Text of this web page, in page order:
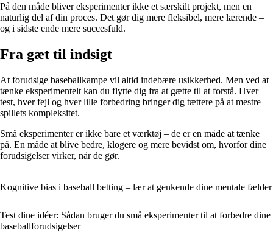
På den måde bliver eksperimenter ikke et særskilt projekt, men en
naturlig del af din proces. Det gør dig mere fleksibel, mere lærende –
og i sidste ende mere succesfuld.
Fra gæt til indsigt
At forudsige baseballkampe vil altid indebære usikkerhed. Men ved at
tænke eksperimentelt kan du flytte dig fra at gætte til at forstå. Hver
test, hver fejl og hver lille forbedring bringer dig tættere på at mestre
spillets kompleksitet.
Små eksperimenter er ikke bare et værktøj – de er en måde at tænke
på. En måde at blive bedre, klogere og mere bevidst om, hvorfor dine
forudsigelser virker, når de gør.
Kognitive bias i baseball betting – lær at genkende dine mentale fælder
Test dine idéer: Sådan bruger du små eksperimenter til at forbedre dine
baseballforudsigelser